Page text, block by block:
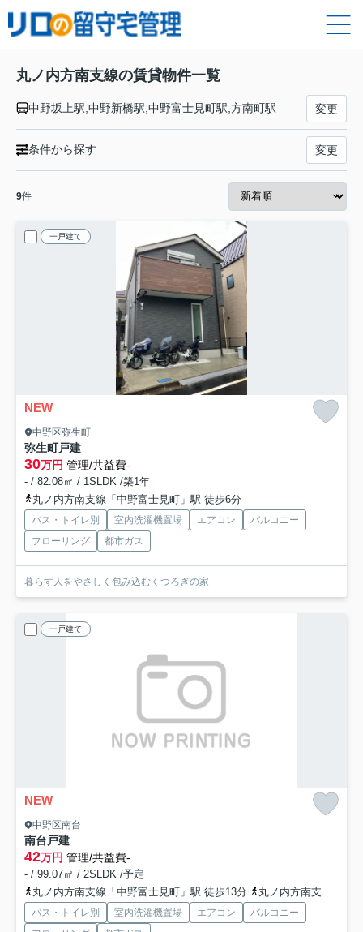
丸ノ内方南支線の賃貸物件一覧
中野坂上駅,中野新橋駅,中野富士見町駅,方南町駅 変更
条件から探す 変更
9件
一戸建て
NEW
中野区弥生町
弥生町戸建
30万円 管理/共益費-
- / 82.08㎡ / 1SLDK /築1年
丸ノ内方南支線「中野富士見町」駅 徒歩6分
バス・トイレ別 室内洗濯機置場 エアコン
バルコニー
フローリング
都市ガス
暮らす人をやさしく包み込むくつろぎの家
一戸建て
NEW
中野区南台
南台戸建
42万円 管理/共益費-
- / 99.07㎡ / 2SLDK /予定
丸ノ内方南支線「中野富士見町」駅 徒歩13分
丸ノ内方南支線「方南町」駅 徒歩14分
バス・トイレ別 室内洗濯機置場 エアコン
バルコニー